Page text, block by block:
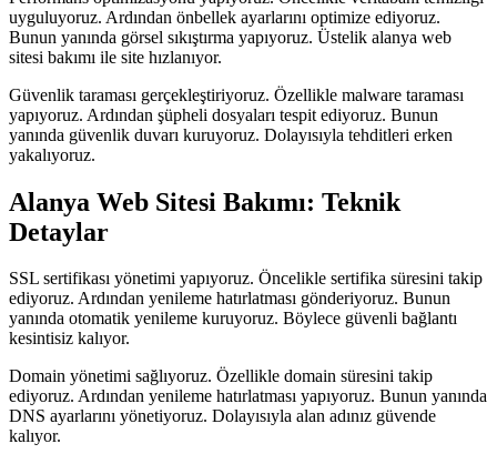
uyguluyoruz. Ardından önbellek ayarlarını optimize ediyoruz.
Bunun yanında görsel sıkıştırma yapıyoruz. Üstelik alanya web
sitesi bakımı ile site hızlanıyor.
Güvenlik taraması gerçekleştiriyoruz. Özellikle malware taraması
yapıyoruz. Ardından şüpheli dosyaları tespit ediyoruz. Bunun
yanında güvenlik duvarı kuruyoruz. Dolayısıyla tehditleri erken
yakalıyoruz.
Alanya Web Sitesi Bakımı: Teknik
Detaylar
SSL sertifikası yönetimi yapıyoruz. Öncelikle sertifika süresini takip
ediyoruz. Ardından yenileme hatırlatması gönderiyoruz. Bunun
yanında otomatik yenileme kuruyoruz. Böylece güvenli bağlantı
kesintisiz kalıyor.
Domain yönetimi sağlıyoruz. Özellikle domain süresini takip
ediyoruz. Ardından yenileme hatırlatması yapıyoruz. Bunun yanında
DNS ayarlarını yönetiyoruz. Dolayısıyla alan adınız güvende
kalıyor.